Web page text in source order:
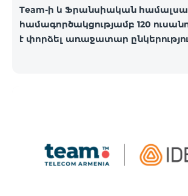
Team-ի և Ֆրանսիական
համագործակցությամբ 120
է փորձել առաջատար